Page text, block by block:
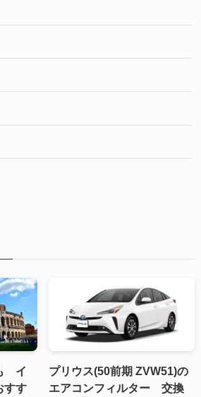
イ
すす
プリウス(50前期 ZVW51)の
エアコンフィルター 交換